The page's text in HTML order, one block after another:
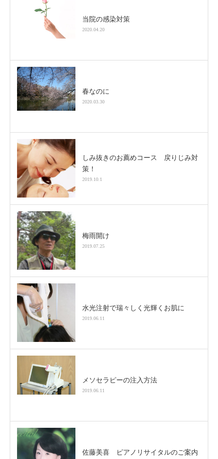
当院の感染対策
2020.04.20
春なのに
2020.03.30
しみ抜きのお薦めコース 戻りじみ対
策！
2019.10.1
梅雨開け
2019.07.25
水光注射で瑞々しく光輝くお肌に
2019.06.11
メソセラピーの注入方法
2019.06.11
佐藤美喜 ピアノリサイタルのご案内